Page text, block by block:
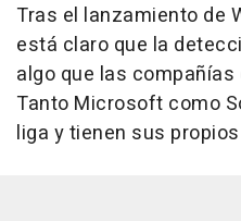
Tras el lanzamiento de
está claro que la
algo que las
Tanto Microsoft como
liga y tienen sus